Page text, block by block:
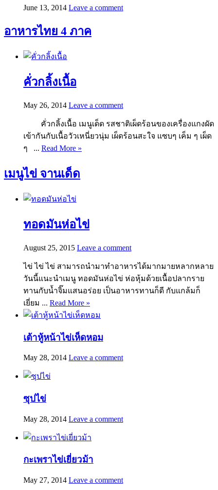
June 13, 2014 Leave a comment
อาหารไทย 4 ภาค
คั่วกลิ้งเนื้อ
May 26, 2014 Leave a comment
คั่วกลิ้งเนื้อ เมนูเด็ด รสชาติเผ็ดร้อนของเครื่องแกงผัด
เข้ากันกับเนื้อวัวเหนี่ยวนุ่ม เผ็ดร้อนสะใจ แซบๆ เค็ม ๆ เผ็ด
ๆ ... Read More »
เมนูไข่ จานเด็ด
ทอดมันห่อไข่
August 25, 2015 Leave a comment
ไข่ ไข่ ไข่ สามารถนำมาทำอาหารได้มากมายหลากหลาย
วันนี้แนะนำเมนู ทอดมันห่อไข่ ห่อหุ้มด้วยเนื้อปลากราย
ทานกับน้ำจิ๊มแสนอร่อย เป็นอาหารทานก็ดี กับแกล้มก็
เยี่ยม ... Read More »
เต้าหู้หน้าไข่เห็ดหอม
May 28, 2014 Leave a comment
ซุปไข่
May 28, 2014 Leave a comment
กะเพราไข่เยี่ยวม้า
May 27, 2014 Leave a comment